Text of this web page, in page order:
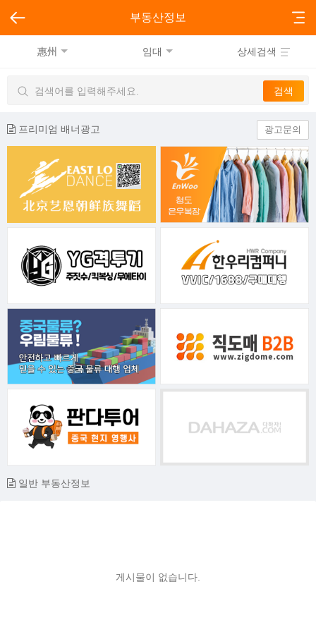
부동산정보
惠州 임대 상세검색
프리미엄 배너광고 광고문의
일반 부동산정보
게시물이 없습니다.